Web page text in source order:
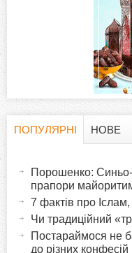
ПОПУЛЯРНІ
НОВЕ
Порошенко: Синьо-
прапори
7 фактів про Іслам,
Чи традиційний
Постараймося не
до різних конфесій